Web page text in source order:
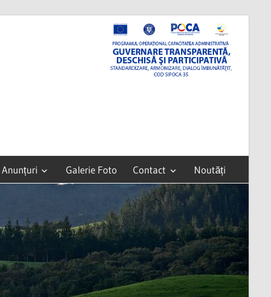
Anunțuri Galerie Foto Contact Noutăți